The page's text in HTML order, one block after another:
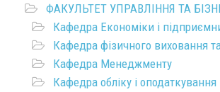
ФАКУЛЬТЕТ УПРАВЛІННЯ ТА
Кафедра Економіки і
Кафедра фізичного виховання
Кафедра Менеджменту
Кафедра обліку і оподаткування